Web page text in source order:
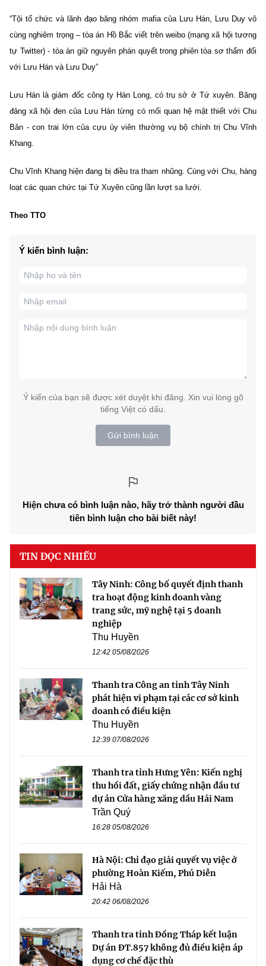
“Tội tổ chức và lãnh đạo băng nhóm mafia của Lưu Hán, Lưu Duy vô
cùng nghiêm trọng – tòa án Hồ Bắc viết trên weibo (mạng xã hội tương
tự Twitter) - tòa án giữ nguyên phán quyết trong phiên tòa sơ thẩm đối
với Lưu Hán và Lưu Duy”
Lưu Hán là giám đốc công ty Hán Long, có trụ sở ở Tứ xuyên. Băng
đảng xã hội đen của Lưu Hán từng có mối quan hệ mật thiết với Chu
Bân - con trai lớn của cựu ủy viên thường vụ bộ chính trị Chu Vĩnh
Khang.
Chu Vĩnh Khang hiện đang bị điều tra tham nhũng. Cùng với Chu, hàng
loạt các quan chức tại Tứ Xuyên cũng lần lượt sa lưới.
Theo TTO
Ý kiến bình luận:
Ý kiến của bạn sẽ được xét duyệt khi đăng. Xin vui lòng gõ
tiếng Việt có dấu.
Gửi bình luận
Hiện chưa có bình luận nào, hãy trở thành người đầu
tiên bình luận cho bài biết này!
TIN ĐỌC NHIỀU
Tây Ninh: Công bố quyết định thanh
tra hoạt động kinh doanh vàng
trang sức, mỹ nghệ tại 5 doanh
nghiệp
Thu Huyền
12:42 05/08/2026
Thanh tra Công an tỉnh Tây Ninh
phát hiện vi phạm tại các cơ sở kinh
doanh có điều kiện
Thu Huyền
12:39 07/08/2026
Thanh tra tỉnh Hưng Yên: Kiến nghị
thu hồi đất, giấy chứng nhận đầu tư
dự án Cửa hàng xăng dầu Hải Nam
Trần Quý
16:28 05/08/2026
Hà Nội: Chỉ đạo giải quyết vụ việc ở
phường Hoàn Kiếm, Phú Diễn
Hải Hà
20:42 06/08/2026
Thanh tra tỉnh Đồng Tháp kết luận
Dự án ĐT.857 không đủ điều kiện áp
dụng cơ chế đặc thù